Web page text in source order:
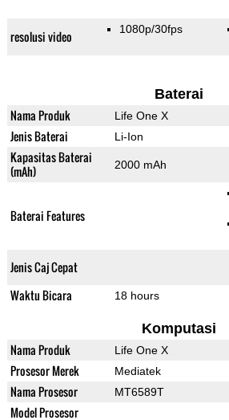
resolusi video 1080p/30fps
Baterai
Nama Produk Life One X
Jenis Baterai Li-Ion
Kapasitas Baterai
(mAh)
2000 mAh
Baterai Features
Jenis Caj Cepat
Waktu Bicara 18 hours
Komputasi
Nama Produk Life One X
Prosesor Merek Mediatek
Nama Prosesor MT6589T
Model Prosesor